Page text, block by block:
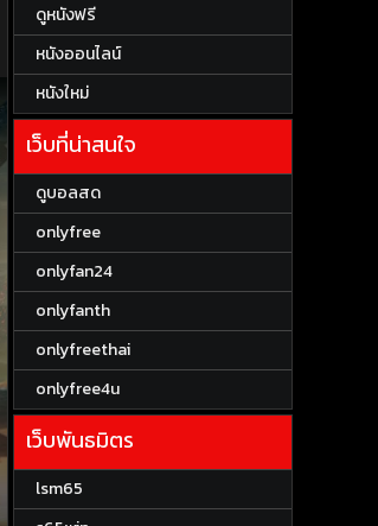
ดูหนังฟรี
หนังออนไลน์
หนังใหม่
เว็บที่น่าสนใจ
ดูบอลสด
onlyfree
onlyfan24
onlyfanth
onlyfreethai
onlyfree4u
เว็บพันธมิตร
lsm65